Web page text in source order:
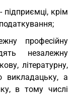
підприємці, крім
професійну
незалежну
літературну,
викладацьку, а
в тому числі